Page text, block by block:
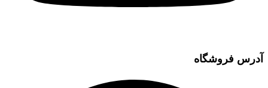
آدرس فروشگاه